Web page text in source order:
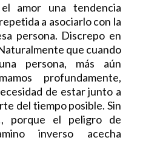
amor una tendencia
a asociarlo con la
persona. Discrepo en
que cuando
persona, más aún
profundamente,
de estar junto a
del tiempo posible. Sin
porque el peligro de
inverso acecha